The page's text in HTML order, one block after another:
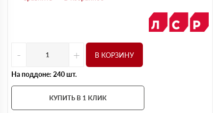
- + В КОРЗИНУ
На поддоне: 240 шт.
КУПИТЬ В 1 КЛИК